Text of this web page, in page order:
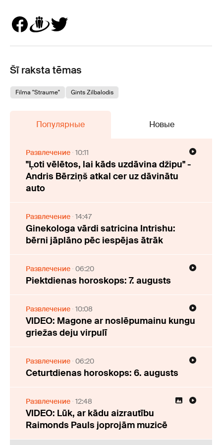
Šī raksta tēmas
Filma "Straume" Gints Zilbalodis
Популярные Новые
Развлечение 10:11
"Ļoti vēlētos, lai kāds uzdāvina džipu" -
Andris Bērziņš atkal cer uz dāvinātu
auto
Развлечение 14:47
Ginekologa vārdi satricina Intrishu:
bērni jāplāno pēc iespējas ātrāk
Развлечение 06:20
Piektdienas horoskops: 7. augusts
Развлечение 10:08
VIDEO: Magone ar noslēpumainu kungu
griežas deju virpulī
Развлечение 06:20
Ceturtdienas horoskops: 6. augusts
Развлечение 12:48
VIDEO: Lūk, ar kādu aizrautību
Raimonds Pauls joprojām muzicē